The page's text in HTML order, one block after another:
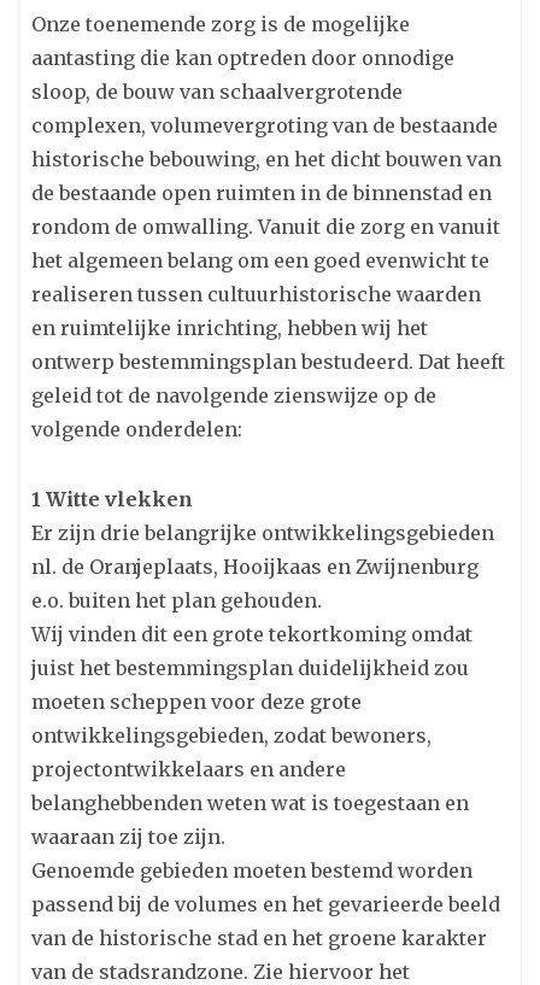
Onze toenemende zorg is de mogelijke
aantasting die kan optreden door onnodige
sloop, de bouw van schaalvergrotende
complexen, volumevergroting van de bestaande
historische bebouwing, en het dicht bouwen van
de bestaande open ruimten in de binnenstad en
rondom de omwalling. Vanuit die zorg en vanuit
het algemeen belang om een goed evenwicht te
realiseren tussen cultuurhistorische waarden
en ruimtelijke inrichting, hebben wij het
ontwerp bestemmingsplan bestudeerd. Dat heeft
geleid tot de navolgende zienswijze op de
volgende onderdelen:
1 Witte vlekken
Er zijn drie belangrijke ontwikkelingsgebieden
nl. de Oranjeplaats, Hooijkaas en Zwijnenburg
e.o. buiten het plan gehouden.
Wij vinden dit een grote tekortkoming omdat
juist het bestemmingsplan duidelijkheid zou
moeten scheppen voor deze grote
ontwikkelingsgebieden, zodat bewoners,
projectontwikkelaars en andere
belanghebbenden weten wat is toegestaan en
waaraan zij toe zijn.
Genoemde gebieden moeten bestemd worden
passend bij de volumes en het gevarieerde beeld
van de historische stad en het groene karakter
van de stadsrandzone. Zie hiervoor het